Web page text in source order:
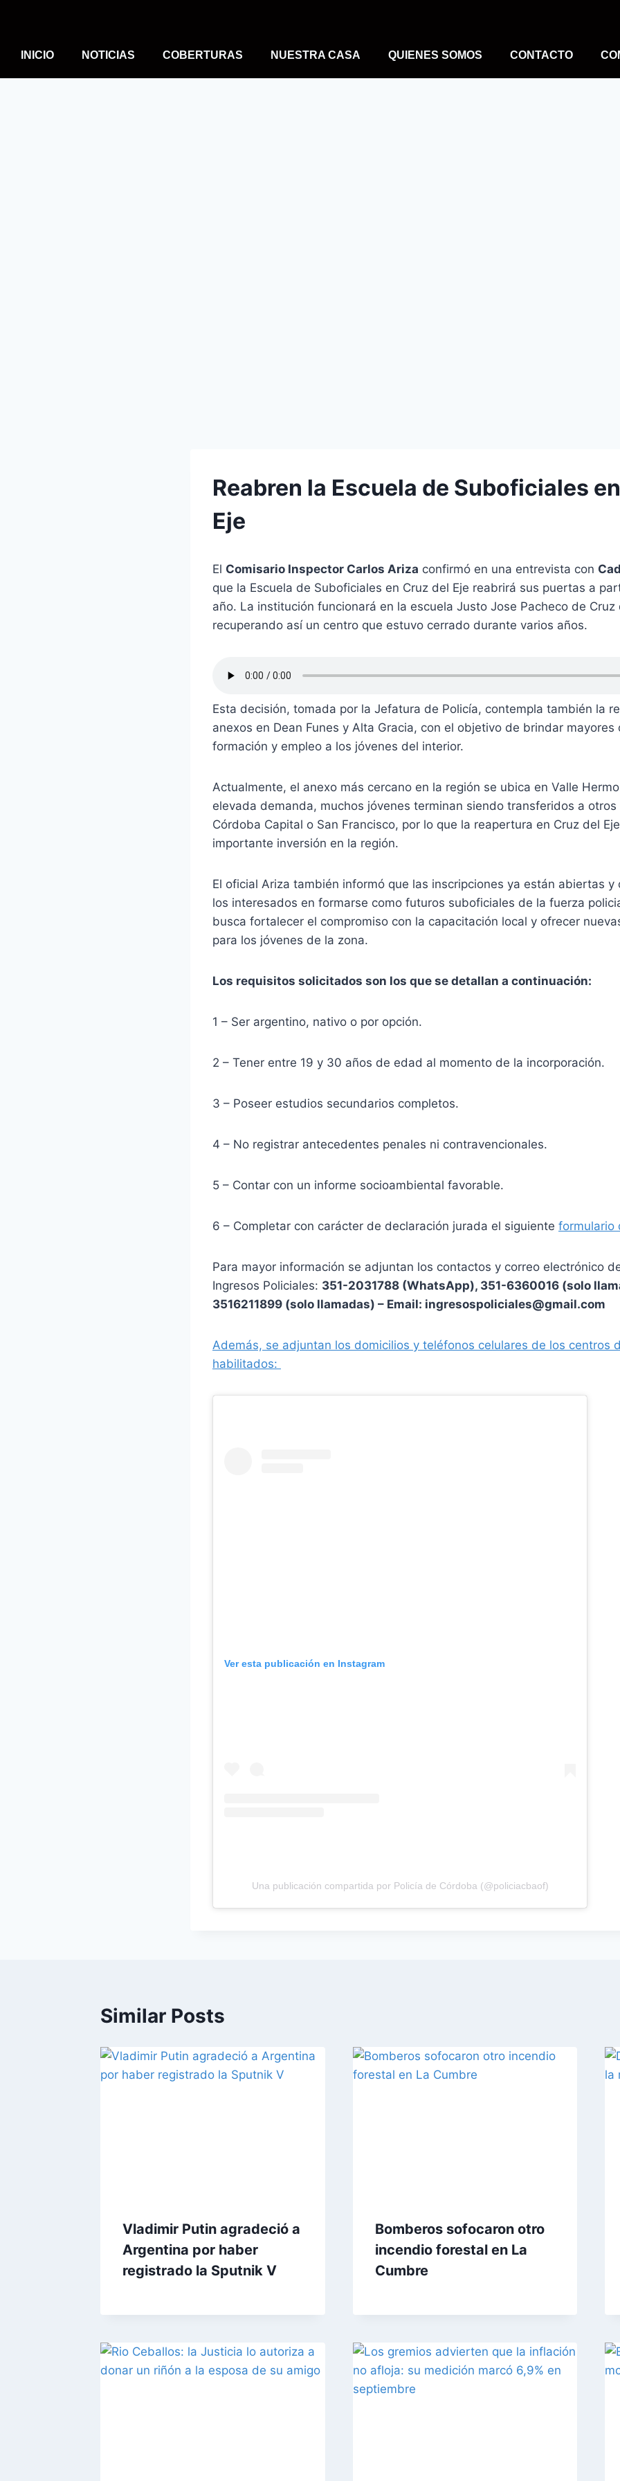
INICIO NOTICIAS COBERTURAS NUESTRA CASA QUIENES SOMOS CONTACTO
Reabren la Escuela de Suboficiales
Eje
El Comisario Inspector Carlos Ariza confirmó en una entrevista con
que la Escuela de Suboficiales en Cruz del Eje reabrirá sus puertas a
año. La institución funcionará en la escuela Justo Jose Pacheco de Cruz
recuperando así un centro que estuvo cerrado durante varios años.
Esta decisión, tomada por la Jefatura de Policía, contempla también la
anexos en Dean Funes y Alta Gracia, con el objetivo de brindar
formación y empleo a los jóvenes del interior.
Actualmente, el anexo más cercano en la región se ubica en Valle
elevada demanda, muchos jóvenes terminan siendo transferidos a otros
Córdoba Capital o San Francisco, por lo que la reapertura en Cruz del
importante inversión en la región.
El oficial Ariza también informó que las inscripciones ya están abiertas y
los interesados en formarse como futuros suboficiales de la fuerza
busca fortalecer el compromiso con la capacitación local y ofrecer
para los jóvenes de la zona.
Los requisitos solicitados son los que se detallan a continuación:
1 – Ser argentino, nativo o por opción.
2 – Tener entre 19 y 30 años de edad al momento de la incorporación.
3 – Poseer estudios secundarios completos.
4 – No registrar antecedentes penales ni contravencionales.
5 – Contar con un informe socioambiental favorable.
6 – Completar con carácter de declaración jurada el siguiente formulario
Para mayor información se adjuntan los contactos y correo electrónico
Ingresos Policiales: 351-2031788 (WhatsApp), 351-6360016 (solo
3516211899 (solo llamadas) – Email: ingresospoliciales@gmail.com
Además, se adjuntan los domicilios y teléfonos celulares de los centros
habilitados:
Ver esta publicación en Instagram
Una publicación compartida por Policía de Córdoba (@policiacbaof)
Similar Posts
Vladimir Putin agradeció a
Argentina por haber
registrado la Sputnik V
Bomberos sofocaron otro
incendio forestal en La
Cumbre